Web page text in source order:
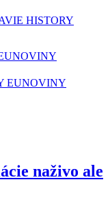
HISTORY
EUNOVINY
naživo ale